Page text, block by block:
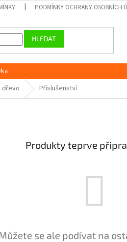
PODMÍNKY OCHRANY OSOBNÍCH
HLEDAT
dřevo Příslušenství
Produkty teprve
se ale podívat na